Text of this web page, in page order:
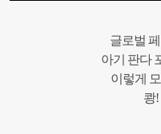
글로벌
아기 판다
이렇게
쾅!